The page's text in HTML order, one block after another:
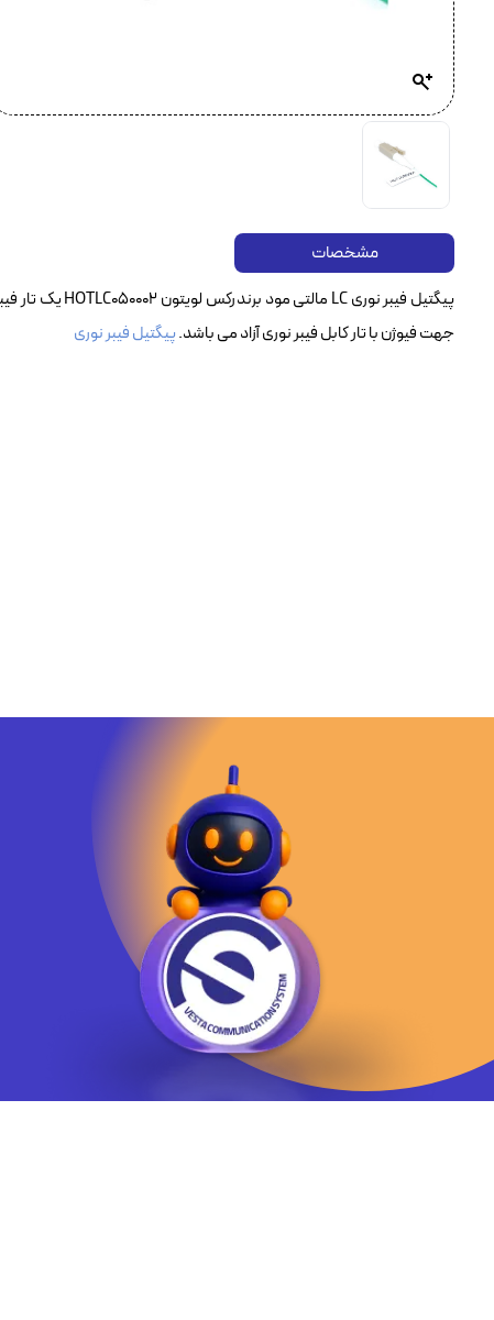
مشخصات
جهت فیوژن با تار کابل فیبر نوری آزاد می باشد.پیگتیل فیبر نوری